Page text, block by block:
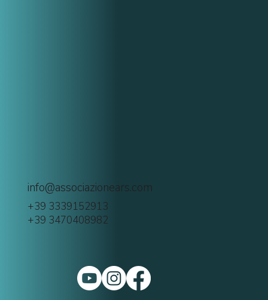
info@associazionears.com
+39 3339152913
+39 3470408982